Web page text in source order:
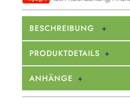
BESCHREIBUNG
PRODUKTDETAILS
ANHÄNGE